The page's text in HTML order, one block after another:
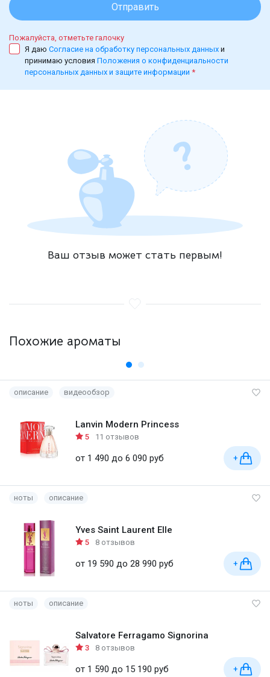
Отправить
Пожалуйста, отметьте галочку
Я даю Согласие на обработку персональных данных и
принимаю условия Положения о конфиденциальности
персональных данных и защите информации *
Ваш отзыв может стать первым!
Похожие ароматы
описание видеообзор
Lanvin Modern Princess
5 11 отзывов
от 1 490 до 6 090 руб +
ноты описание
Yves Saint Laurent Elle
5 8 отзывов
от 19 590 до 28 990 руб +
ноты описание
Salvatore Ferragamo Signorina
3 8 отзывов
от 1 590 до 15 190 руб +